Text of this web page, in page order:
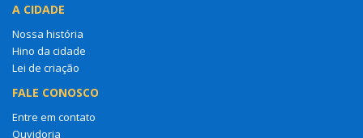
A CIDADE
Nossa história
Hino da cidade
Lei de criação
FALE CONOSCO
Entre em contato
Ouvidoria